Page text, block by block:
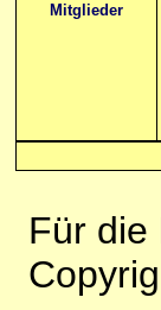
Mitglieder
Für die